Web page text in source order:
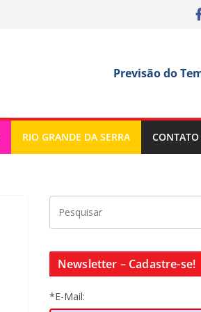
Previsão do
RIO GRANDE DA SERRA CONTATO
Newsletter – Cadastre-se!
*E-Mail: